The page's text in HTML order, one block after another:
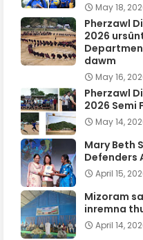
May 18,
Pherzawl
2026
dawm
May 16,
Pherzawl
2026 Semi
May 14,
Mary Beth
Defenders
April 15,
Mizoram
inremna
April 14,